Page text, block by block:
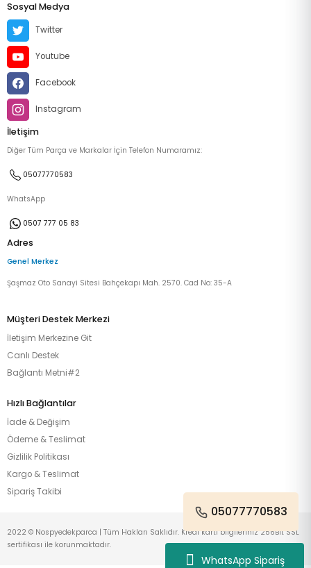
WhatsApp Sipariş
Sosyal Medya
Twitter
Youtube
Facebook
Instagram
İletişim
Diğer Tüm Parça ve Markalar İçin Telefon Numaramız:
05077770583
WhatsApp
0507 777 05 83
Adres
Genel Merkez
Şaşmaz Oto Sanayi Sitesi Bahçekapı Mah. 2570. Cad No: 35-A
Müşteri Destek Merkezi
İletişim Merkezine Git
Canlı Destek
Bağlantı Metni#2
Hızlı Bağlantılar
İade & Değişim
Ödeme & Teslimat
Gizlilik Politikası
Kargo & Teslimat
Sipariş Takibi
05077770583
2022 © Nospyedekparca | Tüm Hakları Saklıdır. Kredi kartı bilgileriniz 256Bit SSL
sertifikası ile korunmaktadır.